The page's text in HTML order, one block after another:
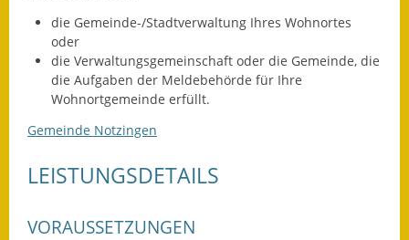
Ortsplan
Schadensmeldung
Landesstraße
die Gemeinde-/Stadtverwaltung Ihres Wohnortes
oder
die Verwaltungsgemeinschaft oder die Gemeinde, die
die Aufgaben der Meldebehörde für Ihre
Wohnortgemeinde erfüllt.
Gemeinde Notzingen
LEISTUNGSDETAILS
VORAUSSETZUNGEN